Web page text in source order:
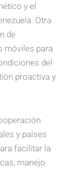
y el
Otra
de
móviles para
del
proactiva y
y países
facilitar la
manejo